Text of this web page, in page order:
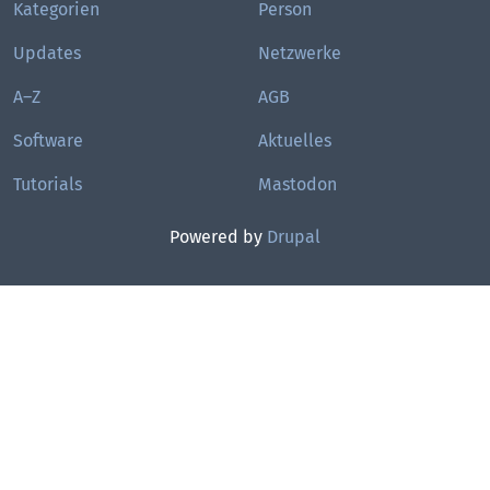
Kategorien
Updates
A–Z
Software
Tutorials
Person
Netzwerke
AGB
Aktuelles
Mastodon
Powered by Drupal